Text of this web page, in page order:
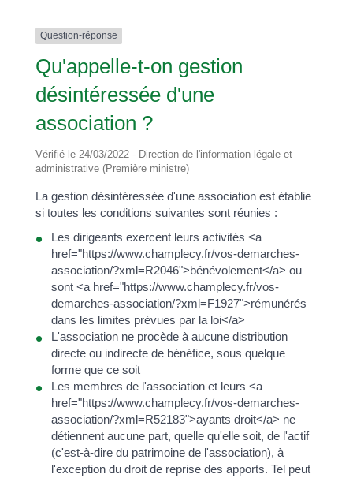
Question-réponse
Qu'appelle-t-on gestion
désintéressée d'une
association ?
Vérifié le 24/03/2022 - Direction de l'information légale et
administrative (Première ministre)
La gestion désintéressée d'une association est établie
si toutes les conditions suivantes sont réunies :
Les dirigeants exercent leurs activités <a
href="https://www.champlecy.fr/vos-demarches-
association/?xml=R2046">bénévolement</a> ou
sont <a href="https://www.champlecy.fr/vos-
demarches-association/?xml=F1927">rémunérés
dans les limites prévues par la loi</a>
L'association ne procède à aucune distribution
directe ou indirecte de bénéfice, sous quelque
forme que ce soit
Les membres de l'association et leurs <a
href="https://www.champlecy.fr/vos-demarches-
association/?xml=R52183">ayants droit</a> ne
détiennent aucune part, quelle qu'elle soit, de l'actif
(c'est-à-dire du patrimoine de l'association), à
l'exception du droit de reprise des apports. Tel peut